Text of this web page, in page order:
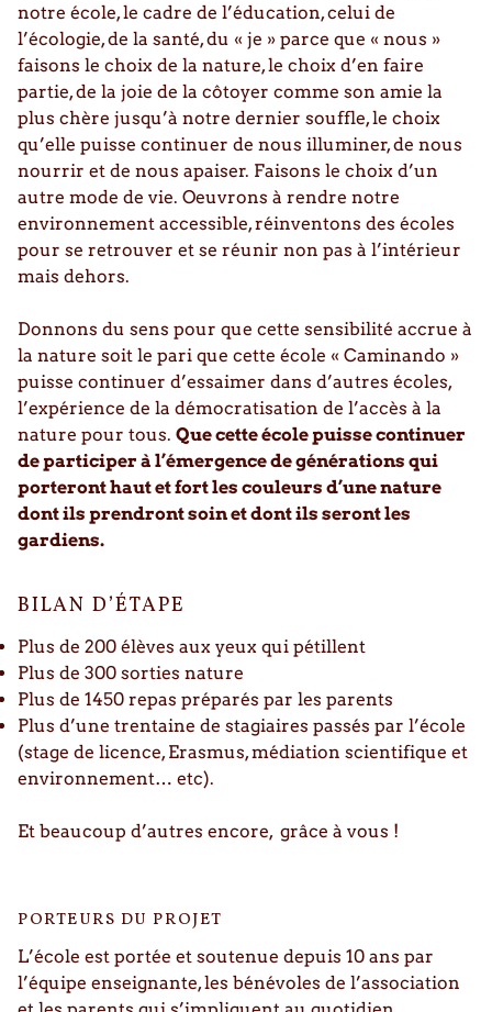
notre école, le cadre de l’éducation, celui de
l’écologie, de la santé, du « je » parce que « nous »
faisons le choix de la nature, le choix d’en faire
partie, de la joie de la côtoyer comme son amie la
plus chère jusqu’à notre dernier souffle, le choix
qu’elle puisse continuer de nous illuminer, de nous
nourrir et de nous apaiser. Faisons le choix d’un
autre mode de vie. Oeuvrons à rendre notre
environnement accessible, réinventons des écoles
pour se retrouver et se réunir non pas à l’intérieur
mais dehors.
Donnons du sens pour que cette sensibilité accrue à
la nature soit le pari que cette école « Caminando »
puisse continuer d’essaimer dans d’autres écoles,
l’expérience de la démocratisation de l’accès à la
nature pour tous. Que cette école puisse continuer
de participer à l’émergence de générations qui
porteront haut et fort les couleurs d’une nature
dont ils prendront soin et dont ils seront les
gardiens.
BILAN D’ÉTAPE
Plus de 200 élèves aux yeux qui pétillent
Plus de 300 sorties nature
Plus de 1450 repas préparés par les parents
Plus d’une trentaine de stagiaires passés par l’école
(stage de licence, Erasmus, médiation scientifique et
environnement… etc).
Et beaucoup d’autres encore, grâce à vous !
PORTEURS DU PROJET
L’école est portée et soutenue depuis 10 ans par
l’équipe enseignante, les bénévoles de l’association